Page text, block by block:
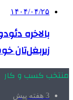
۱۴۰۴/۰۴/۲۵
بالاخره
زیربغل‌تان
منتخب کسب و کار
3 هفته پیش